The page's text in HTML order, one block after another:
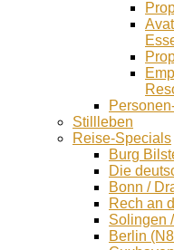
Stillleben
Reise-Specials
Burg
Die
Bonn /
Rech an
Solingen
Berlin